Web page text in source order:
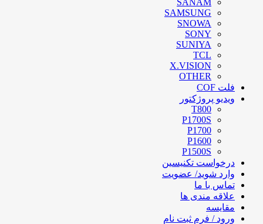
SAMSUNG
SNOWA
SONY
SUNIYA
TCL
X.VISION
OTHER
فلت COF
ویدیو پروژکتور
T800
P1700S
P1700
P1600
P1500S
درخواست تکنیسین
وارد شوید/ عضویت
تماس با ما
علاقه مندی ها
مقایسه
ورود / فرم ثبت نام